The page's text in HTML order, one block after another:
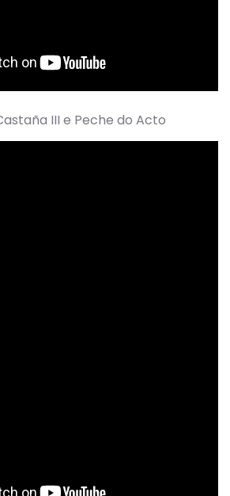
III e Peche do Acto